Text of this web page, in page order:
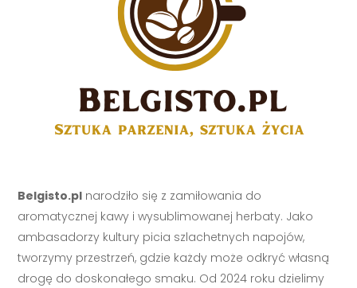
Belgisto.pl narodziło się z zamiłowania do
aromatycznej kawy i wysublimowanej herbaty. Jako
ambasadorzy kultury picia szlachetnych napojów,
tworzymy przestrzeń, gdzie każdy może odkryć własną
drogę do doskonałego smaku. Od 2024 roku dzielimy